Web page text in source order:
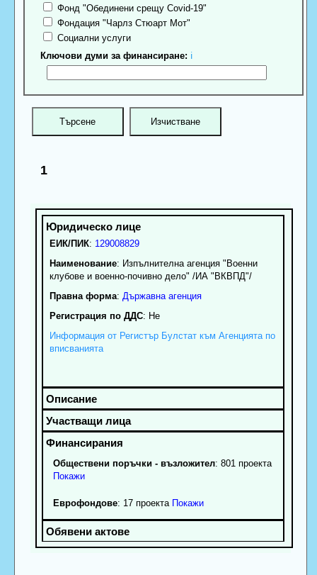
Фонд "Обединени срещу Covid-19"
Фондация "Чарлз Стюарт Мот"
Социални услуги
Ключови думи за финансиране: ℹ
1
ЕИК/ПИК: 129008829
Наименование: Изпълнителна агенция "Военни
клубове и военно-почивно дело" /ИА "ВКВПД"/
Правна форма: Държавна агенция
Регистрация по ДДС: Нe
Информация от Регистър Булстат към Агенцията по
вписванията
Обществени поръчки - възложител: 801 проекта
Покажи
Еврофондове: 17 проекта Покажи